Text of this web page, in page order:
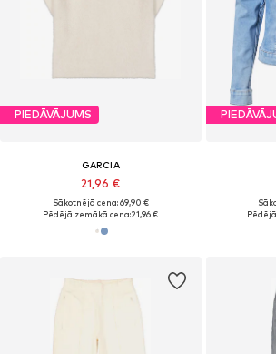
PIEDĀVĀJUMS
GARCIA
21,96 €
Sākotnējā cena: 69,90 €
Pēdējā zemākā cena:21,96 €